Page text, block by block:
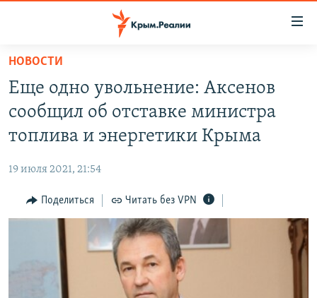
Вернуться
основному
содержанию
главной
Вернутся
СПЕЦПРОЕКТЫ
11 ЛЕТ ОККУПАЦИИ КРЫМА. 11 ИСТОРИЙ СОПРОТИВЛЕНИЯ
ЕЩЕ
ИНТЕРАКТИВ
ИНФОГРАФИКА
ТЕЛЕПРОЕКТ КРЫМ.РЕАЛИИ
СОВЕТЫ ПРАВОЗАЩИТНИКОВ
РАДІО СВОБОДА
КАК ОБОЙТИ БЛОКИРОВКУ
Українською
Qırımtatar
НОВОСТИ
Еще одно увольнение: Аксенов
сообщил об отставке министра
топлива и энергетики Крыма
19 июля 2021, 21:54
Поделиться Читать без VPN